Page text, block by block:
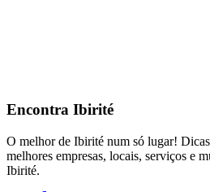
Encontra Ibirité
O melhor de Ibirité num só lugar!
melhores empresas, locais, serviços e
Ibirité.